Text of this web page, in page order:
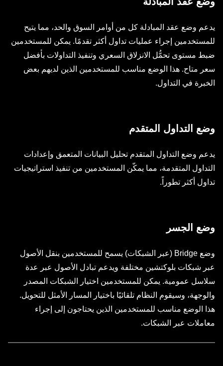
يدعم وضع عقد المبادلة كل من أوامر السوق والحد، مما يتيح
للمستخدمين إجراء عمليات تداول أكثر تقدمًا. يمكن للمستخدمين
ضبط مستوى تحمُّل الانزلاق السعري وتنفيذ التداولات بأفضل
سعر متاح. هذا الوضع مناسب للمستخدمين الذين لديهم بعض
الخبرة في التداول.
وضع التداول المتقدم
يدعم وضع التداول المتقدم تحليل البيانات المتعمق وإعدادات
التداول المتقدمة، مما يمكّن المستخدمين من تنفيذ استراتيجيات
تداول أكثر تطوراً.
وضع الجسر
وضع Bridge (عبر الشبكات) يسمح للمستخدمين بنقل الأصول
عبر شبكات بلوكتشين مختلفة ويدعم تبادل الأصول عبر عدة
سلاسل عمومية. يمكن للمستخدمين اختيار الشبكات المصدر
والوجهة، وسيقوم النظام تلقائيًا باختيار المسار الأمثل للتحويل.
هذا الوضع مناسب للمستخدمين الذين يحتاجون إلى إجراء
معاملات عبر الشبكات.